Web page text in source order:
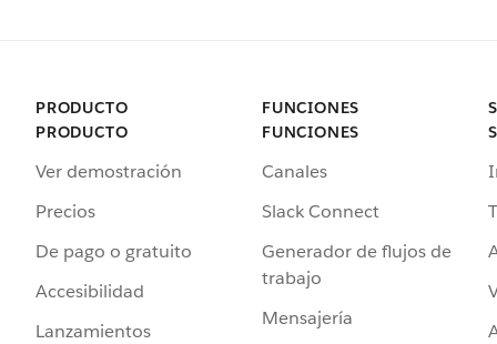
PRODUCTO
PRODUCTO
Ver demostración
Precios
De pago o gratuito
Accesibilidad
Lanzamientos
FUNCIONES
FUNCIONES
Canales
Slack Connect
Generador de flujos de
trabajo
Mensajería